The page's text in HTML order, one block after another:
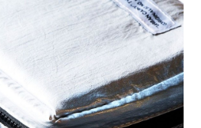
使用本公司帳單繳交帳款。
期」之契約關係目的，商店將以您的個人
供予台灣大哥大進項蒐集、處理及利用，
需資料之確認、核對及更正。
結：
https://oppay.tw/userRule
消之訂單仍視為有效，需透過AFTEE先享
後付 」之結帳頁面顯示為準，若有關於
款等相關疑問，請聯繫「AFTEE先享後付
support/home
提供之「AFTEE先享後付」服務完成之交
個人資料，並將交易相關給付款項請求債
上)免運費
上)免運費